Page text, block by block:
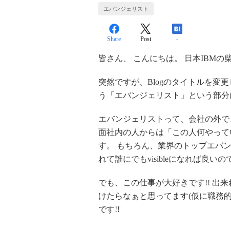
エバンジェリスト
Share Post -
皆さん、 こんにちは。 日本IBMの
突然ですが、Blogのタイトルを変
う「エバンジェリスト」という部
エバンジェリストって、会社の外
面社内の人からは「この人何やっ
す。 もちろん、業界のトップエバ
れて誰にでもvisibleになれば良い
でも、この仕事が大好きです!! 出
けたらなぁと思ってます(仮に職務
です!!